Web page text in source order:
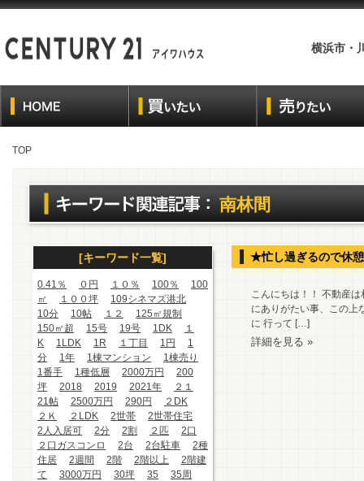
横浜市・
TOP
南林間
[キーワード一覧]
0.41％ ０円 １０％ 100％
100
㎡
１００坪
109シネマズ港北
10分
10帖 １２
125㎡規制
150㎡超
15号 19号 1DK
１
K
1LDK 1R １丁目 1円
1
分
1年 1棟マンション
1棟売り
1番手
1種低層 2000万円
200
坪
2018 2019 2021年
２１
21帖
2500万円 290円
２DK
２Ｋ
２LDK 2世帯
2世帯住宅
2人入居可
2分 2割 ２匹
2口
２口ガスコンロ
2台 2台駐車
2種
住居
2週間 2階 2階以上
2階建
て
3000万円 30坪 35
35周
★忙し過ぎるので休
こんにちは！！ 不動産
にありがたい事、この上
に 行って […]
詳細を見る »